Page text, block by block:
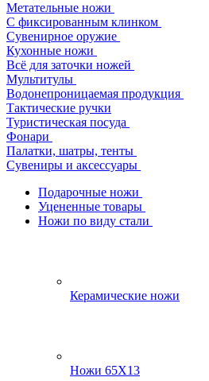
Метательные ножи
С фиксированным клинком
Сувенирное оружие
Кухонные ножи
Всё для заточки ножей
Мультитулы
Водонепроницаемая продукция
Тактические ручки
Туристическая посуда
Фонари
Палатки, шатры, тенты
Сувениры и аксессуары
Подарочные ножи
Уцененные товары
Ножи по виду стали
Керамические ножи
Ножи 65Х13